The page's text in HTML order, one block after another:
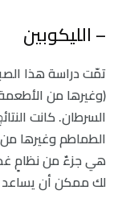
– الليكوبين
تمّت دراسة هذا
(وغيرها من
السرطان. كانت
الطماطم وغيرها
هي جزءٌ من نظامٍ
لك ممكن أن